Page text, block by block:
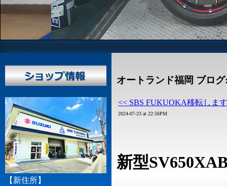
【新住所】
オートランド福岡 ブロ
<< SBS FUKUOKA移転します
2024-07-23 at 22:56PM
新型